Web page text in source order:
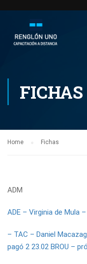
FICHAS
Home Fichas
ADM
ADE – Virginia de Mula
– TAC – Daniel
pagó 2 23.02 BROU –